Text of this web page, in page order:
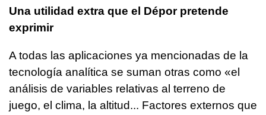
Una utilidad extra que el Dépor pretende
exprimir
A todas las aplicaciones ya mencionadas de la
tecnología analítica se suman otras como «el
análisis de variables relativas al terreno de
juego, el clima, la altitud... Factores externos que